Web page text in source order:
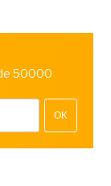
50000
OK